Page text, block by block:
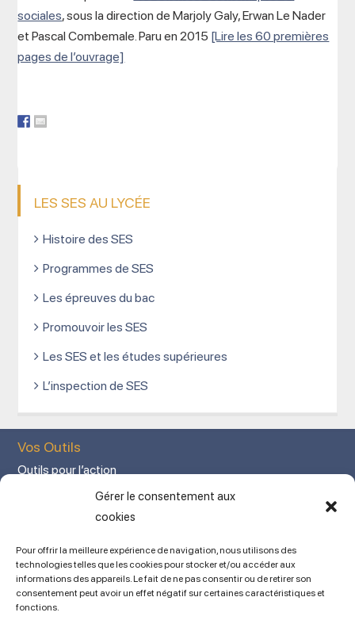
Gérer le consentement aux
cookies
Pour offrir la meilleure expérience de navigation, nous utilisons des
technologies telles que les cookies pour stocker et/ou accéder aux
informations des appareils. Le fait de ne pas consentir ou de retirer son
consentement peut avoir un effet négatif sur certaines caractéristiques et
fonctions.
sociales, sous la direction de Marjoly Galy, Erwan Le Nader
et Pascal Combemale. Paru en 2015 [Lire les 60 premières
pages de l’ouvrage]
LES SES AU LYCÉE
Histoire des SES
Programmes de SES
Les épreuves du bac
Promouvoir les SES
Les SES et les études supérieures
L’inspection de SES
Vos Outils
Outils pour l’action
Votre espace adhérent
Mon Compte adhérent
L’association
Mentions légales
Contact